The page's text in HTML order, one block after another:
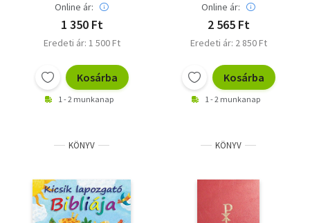
Online ár:
1 350 Ft
Eredeti ár: 1 500 Ft
Kosárba
1 - 2 munkanap
Online ár:
2 565 Ft
Eredeti ár: 2 850 Ft
Kosárba
1 - 2 munkanap
KÖNYV KÖNYV